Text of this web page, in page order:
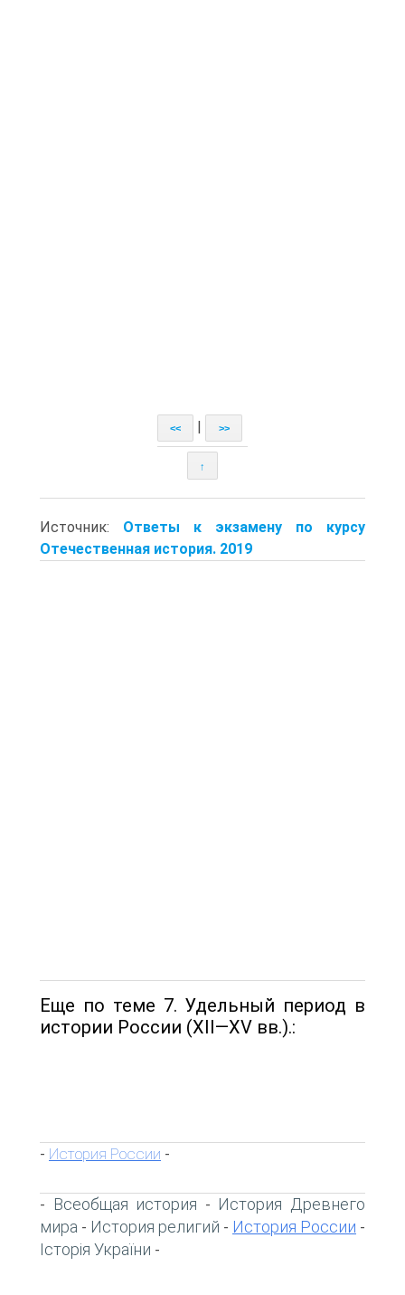
<< >>
↑
Источник: Ответы к экзамену по курсу
Отечественная история. 2019
Еще по теме 7. Удельный период в
истории России (XII—XV вв.).:
- История России -
- Всеобщая история - История Древнего
мира - История религий - История России -
Історія України -